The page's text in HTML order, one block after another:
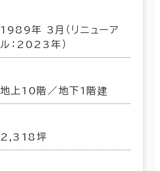
1989年 3月（リニューア
ル：2023年）
地上10階／地下1階建
2,318坪